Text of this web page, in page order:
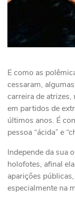
E como as
cessaram,
carreira de
em partidos de
últimos anos. É
pessoa “ácida” e
Independe da sua
holofotes, afinal
aparições
especialmente na